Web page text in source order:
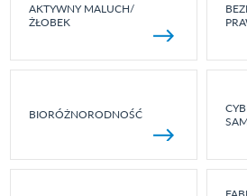
AKTYWNY MALUCH/
ŻŁOBEK
BIORÓŻNORODNOŚĆ